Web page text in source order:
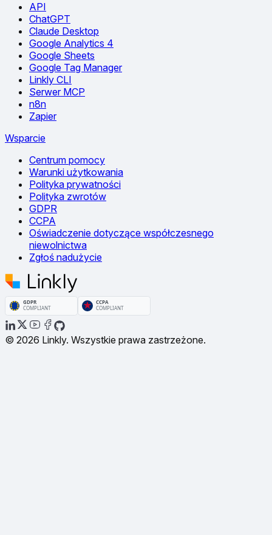
API
ChatGPT
Claude Desktop
Google Analytics 4
Google Sheets
Google Tag Manager
Linkly CLI
Serwer MCP
n8n
Zapier
Wsparcie
Centrum pomocy
Warunki użytkowania
Polityka prywatności
Polityka zwrotów
GDPR
CCPA
Oświadczenie dotyczące współczesnego
niewolnictwa
Zgłoś nadużycie
© 2026 Linkly. Wszystkie prawa zastrzeżone.